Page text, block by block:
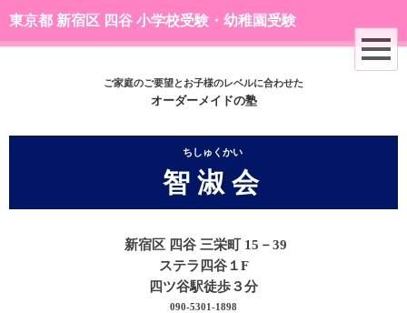
東京都 新宿区 四谷 小学校受験・幼稚園受験
ご家庭のご要望とお子様のレベルに合わせた
オーダーメイドの塾
ちしゅくかい
智 淑 会
新宿区 四谷 三栄町 15－39
ステラ四谷１F
四ツ谷駅徒歩３分
090-5301-1898